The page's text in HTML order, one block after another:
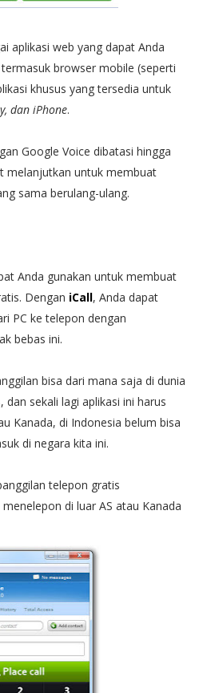
aplikasi web yang dapat Anda
browser mobile (seperti
khusus yang tersedia untuk
dan iPhone.
Google Voice dibatasi hingga
melanjutkan untuk membuat
sama berulang-ulang.
Anda gunakan untuk membuat
Dengan iCall, Anda dapat
PC ke telepon dengan
bebas ini.
bisa dari mana saja di dunia
sekali lagi aplikasi ini harus
Kanada, di Indonesia belum bisa
di negara kita ini.
telepon gratis
di luar AS atau Kanada